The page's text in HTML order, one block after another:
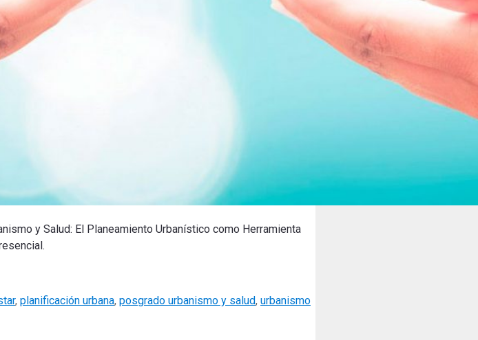
y Salud: El Planeamiento Urbanístico como Herramienta
, planificación urbana, posgrado urbanismo y salud, urbanismo